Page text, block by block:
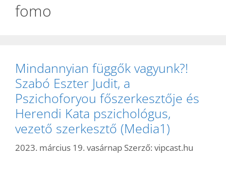
fomo
Mindannyian függők vagyunk?!
Szabó Eszter Judit, a
Pszichoforyou főszerkesztője és
Herendi Kata pszichológus,
vezető szerkesztő (Media1)
2023. március 19. vasárnap Szerző: vipcast.hu